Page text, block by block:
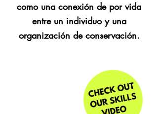
como una conexión de por vida
entre un individuo y una
organización de conservación.